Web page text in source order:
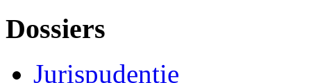
Dossiers
Jurispudentie